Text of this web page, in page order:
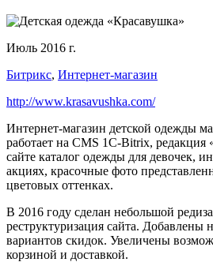
Июль 2016 г.
Битрикс, Интернет-магазин
http://www.krasavushka.com/
Интернет-магазин детской одежды
работает на CMS 1C-Bitrix,
сайте каталог одежды для девочек,
акциях, красочные фото
цветовых оттенках.
В 2016 году сделан небольшой
реструктуризация сайта. Добавлены
вариантов скидок. Увеличены
корзиной и доставкой.